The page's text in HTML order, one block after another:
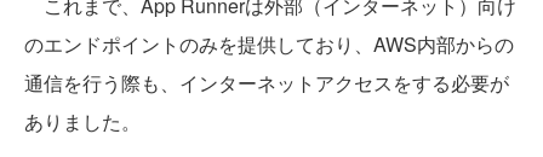
のエンドポイントのみを提供しており、AWS内部からの
通信を行う際も、インターネットアクセスをする必要が
ありました。